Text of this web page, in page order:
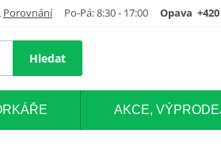
Porovnání Po-Pá: 8:30 - 17:00 Opava +420
Hledat
AKCE,